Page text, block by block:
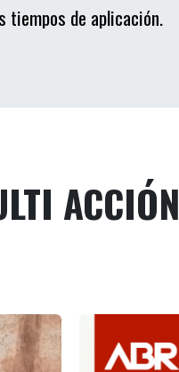
tiempos de aplicación.
ACCIÓN